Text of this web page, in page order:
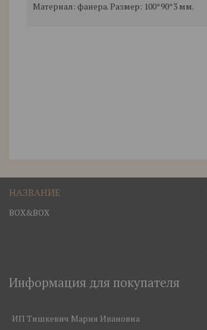
Материал: фанера. Размер: 100*90*3 мм.
BOX&BOX
Информация для покупателя
ИП Тишкевич Мария Ивановна